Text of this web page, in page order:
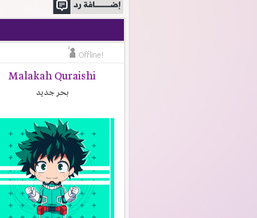
Malakah Quraishi
بحر جديد